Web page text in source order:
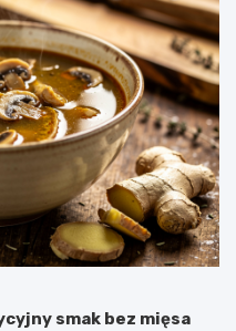
smak bez mięsa